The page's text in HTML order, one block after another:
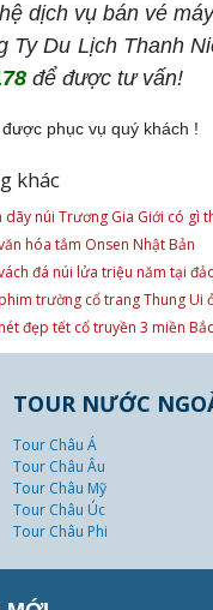
dịch vụ bán vé
Ty Du Lịch Thanh
để được tư vấn!
phục vụ quý khách !
khác
dãy núi Trương Gia Giới có gì
hóa tắm Onsen Nhật Bản
đá núi lửa triệu năm tại
trường cổ trang Thung Ui
đẹp tết cổ truyền 3 miền
TOUR NƯỚC
Tour Châu Á
Tour Châu Âu
Tour Châu Mỹ
Tour Châu Úc
Tour Châu Phi